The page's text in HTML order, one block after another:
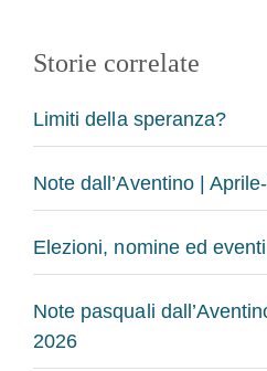
Storie correlate
Limiti della speranza?
Note dall’Aventino |
Elezioni, nomine ed
Note pasquali
2026